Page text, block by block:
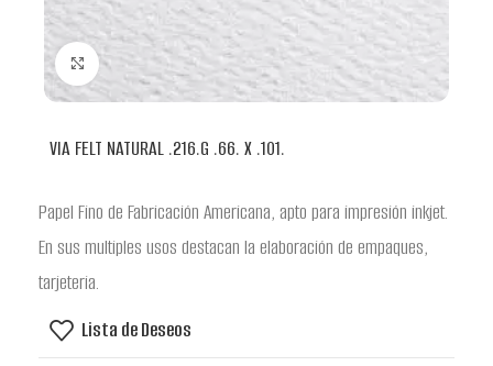
Clic para ampliar
VIA FELT NATURAL .216.G .66. X .101.
Papel Fino de Fabricación Americana, apto para impresión inkjet.
En sus multiples usos destacan la elaboración de empaques,
tarjeteria.
Lista de Deseos